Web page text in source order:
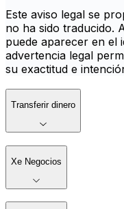
Este aviso legal se
no ha sido traducido.
puede aparecer en el
advertencia legal
su exactitud e
Transferir dinero
Xe Negocios